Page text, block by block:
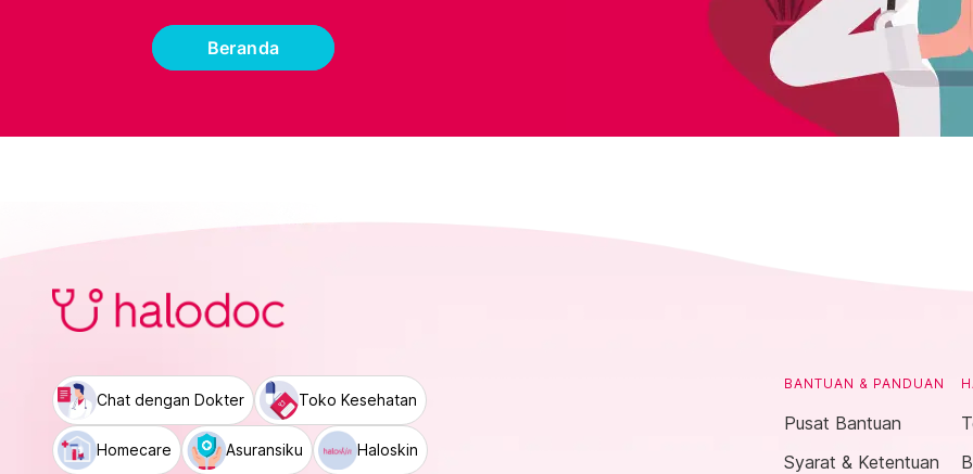
Beranda
Chat dengan Dokter Toko Kesehatan
Homecare Asuransiku Haloskin
BANTUAN & PANDUAN
Pusat Bantuan
Syarat & Ketentuan